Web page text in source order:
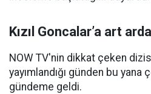
Kızıl Goncalar’a art
NOW TV'nin dikkat çeken
yayımlandığı günden bu
gündeme geldi.